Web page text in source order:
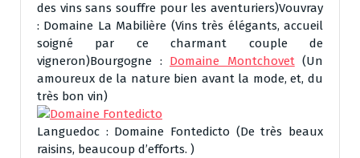
des vins sans souffre pour les aventuriers)Vouvray
: Domaine La Mabilière (Vins très élégants, accueil
soigné par ce charmant couple de
vigneron)Bourgogne : Domaine Montchovet(Un
amoureux de la nature bien avant la mode, et, du
très bon vin)
Languedoc : Domaine Fontedicto (De très beaux
raisins, beaucoup d’efforts. )